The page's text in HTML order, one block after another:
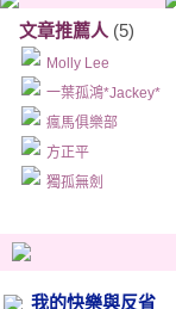
文章推薦人 (5)
Molly Lee
一葉孤鴻*Jackey*
瘋馬俱樂部
方正平
獨孤無劍
我的快樂與反省